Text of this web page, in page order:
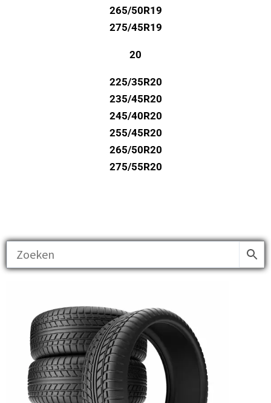
265/50R19
275/45R19
20
225/35R20
235/45R20
245/40R20
255/45R20
265/50R20
275/55R20